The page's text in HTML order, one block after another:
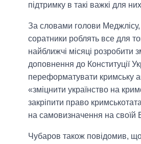
підтримку в такі важкі для
За словами голови Меджлісу,
соратники роблять все для
найближчі місяці розробити
доповнення до Конституції
переформатувати кримську
«зміцнити українство на
закріпити право
на самовизначення на своїй
Чубаров також повідомив,